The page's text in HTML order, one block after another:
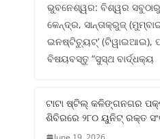
ଭୁବନେଶ୍ୱର: ବିଶ୍ୱର
କେନ୍ଦ୍ର, ସାନ୍ତାକ୍ରୁଜ୍
ଇନଷ୍ଟିଚ୍ୟୁଟ୍‌’ (ଟିୱାଇଆଇ),
ବିଷୟବସ୍ତୁ “ସୁସ୍ଥ ବାର୍ଦ୍ଧକ୍ୟ
ଟାଟା ଷ୍ଟିଲ୍‌ କଳିଙ୍ଗନଗର
ଶିବିରରେ ୨୮୦ ୟୁନିଟ୍‌ ରକ୍ତ